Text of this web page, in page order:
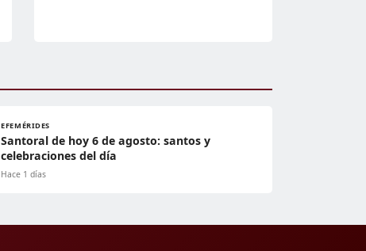
EFEMÉRIDES
Santoral de hoy 6 de agosto: santos y
celebraciones del día
Hace 1 días